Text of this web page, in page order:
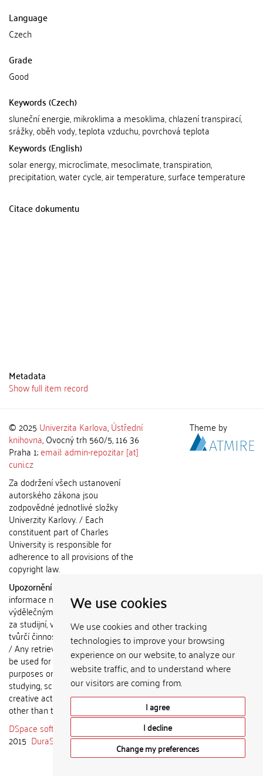
We use cookies
We use cookies and other tracking
technologies to improve your browsing
experience on our website, to analyze our
website traffic, and to understand where
our visitors are coming from.
I agree
I decline
Change my preferences
Language
Czech
Grade
Good
Keywords (Czech)
sluneční energie, mikroklima a mesoklima, chlazení transpirací,
srážky, oběh vody, teplota vzduchu, povrchová teplota
Keywords (English)
solar energy, microclimate, mesoclimate, transpiration,
precipitation, water cycle, air temperature, surface temperature
Citace dokumentu
Metadata
Show full item record
© 2025 Univerzita Karlova,Ústřední
knihovna, Ovocný trh 560/5, 116 36
Praha 1;email: admin-repozitar [at]
cuni.cz
Za dodržení všech ustanovení
autorského zákona jsou
zodpovědné jednotlivé složky
Univerzity Karlovy. / Each
constituent part of Charles
University is responsible for
adherence to all provisions of the
copyright law.
Upozornění / Notice:
informace nemohou být použity k
výdělečným účelům nebo vydávány
za studijní, vědeckou nebo jinou
tvůrčí činnost jiné osoby než autora.
/ Any retrieved information shall not
be used for any commercial
purposes or claimed as results of
studying, scientific or any other
creative activities of any person
other than the author.
DSpace software
2015 DuraSpace
Theme by